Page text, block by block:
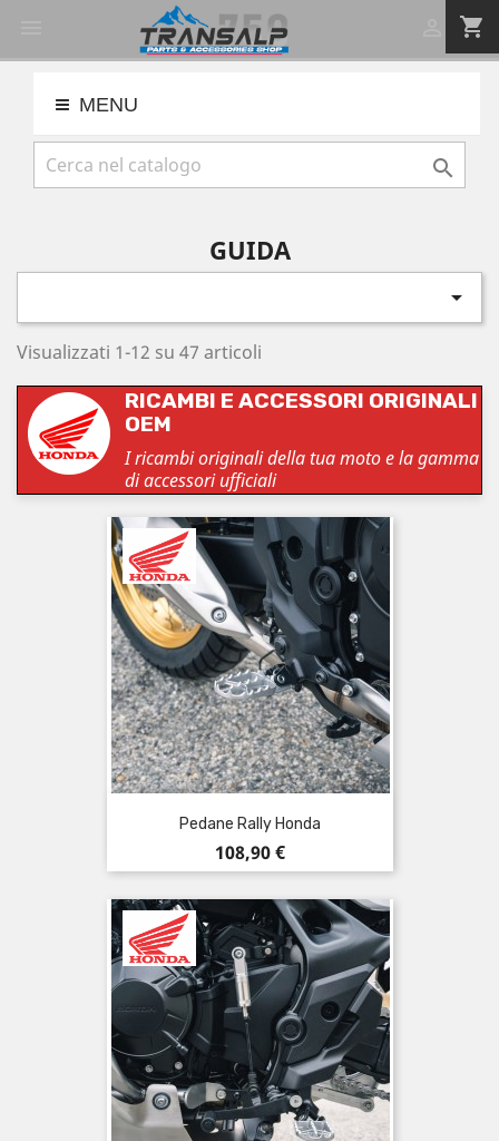
shopping_cart
MENU

GUIDA

Visualizzati 1-12 su 47 articoli
RICAMBI E ACCESSORI ORIGINALI
OEM
I ricambi originali della tua moto e la gamma
di accessori ufficiali
Pedane Rally Honda
Prezzo
108,90 €